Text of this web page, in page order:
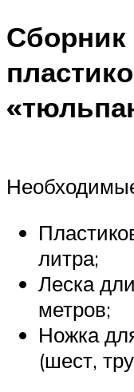
Сборник
литра;
Леска
метров;
Ножка
(шест,